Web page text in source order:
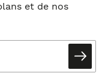
et de nos